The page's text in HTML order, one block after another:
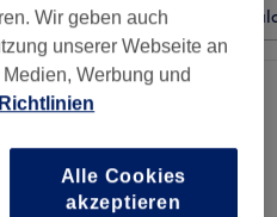
Preis Besonderheiten
in Grünberg
Wir geben auch
unserer Webseite an
Werbung und
Alle Cookies
akzeptieren